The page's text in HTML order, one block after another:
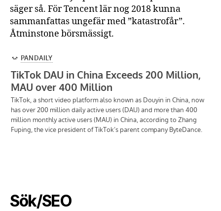
säger så. För Tencent lär nog 2018 kunna
sammanfattas ungefär med ”katastrofår”.
Åtminstone börsmässigt.
Sök/SEO